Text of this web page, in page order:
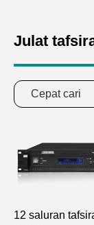
Julat
Cepat cari
12 saluran